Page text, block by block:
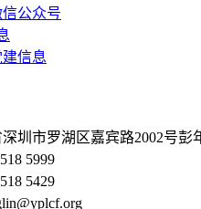
信公众号
建信息
圳市罗湖区嘉宾路2002号彭
5999
5429